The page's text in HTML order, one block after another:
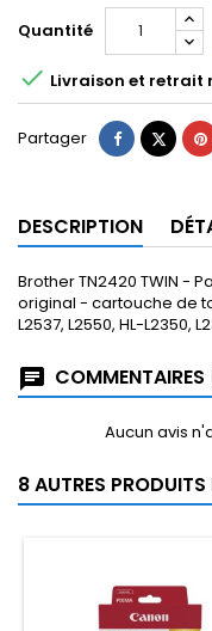
Quantité
 Livraison et retrait
Partager PartagerTweet
DESCRIPTION
Brother TN2420 TWIN -
original - cartouche de
L2537, L2550, HL-L2350,
Aucun avis
8 AUTRES